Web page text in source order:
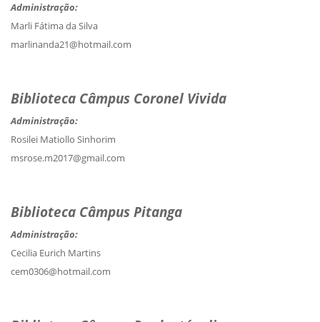
Administração:
Marli Fátima da Silva
marlinanda21@hotmail.com
Biblioteca Câmpus Coronel Vivida
Administração:
Rosilei Matiollo Sinhorim
msrose.m2017@gmail.com
Biblioteca Câmpus Pitanga
Administração:
Cecilia Eurich Martins
cem0306@hotmail.com